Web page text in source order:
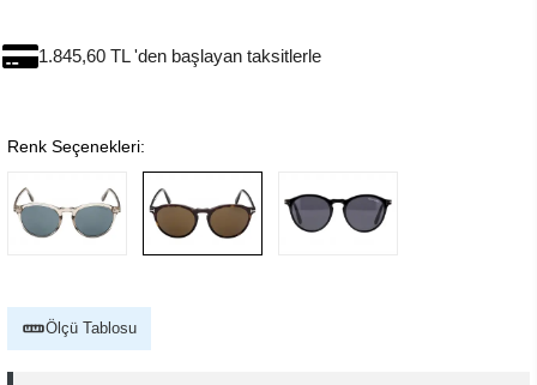
1.845,60 TL 'den başlayan taksitlerle
Renk Seçenekleri:
Ölçü Tablosu